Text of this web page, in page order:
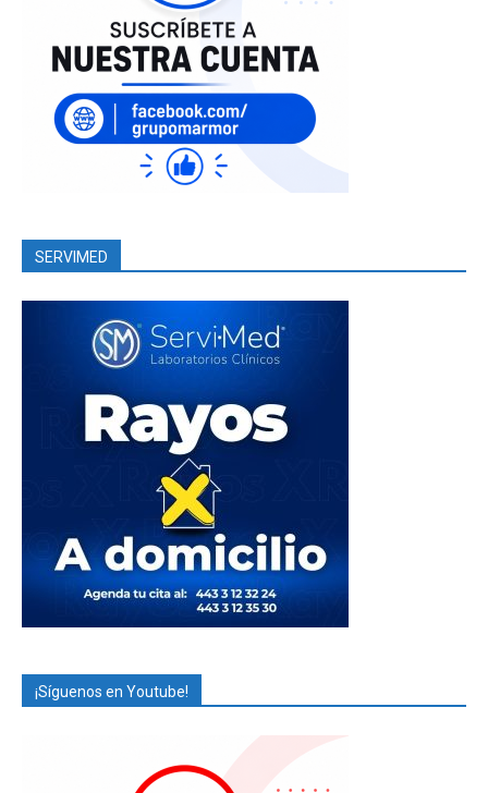
SERVIMED
¡Síguenos en Youtube!